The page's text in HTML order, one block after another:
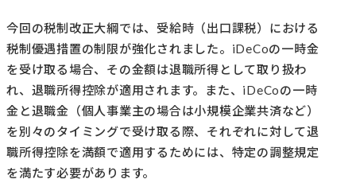
今回の税制改正大綱では、受給時（出口課税）における
税制優遇措置の制限が強化されました。iDeCoの一時金
を受け取る場合、その金額は退職所得として取り扱わ
れ、退職所得控除が適用されます。また、iDeCoの一時
金と退職金（個人事業主の場合は小規模企業共済など）
を別々のタイミングで受け取る際、それぞれに対して退
職所得控除を満額で適用するためには、特定の調整規定
を満たす必要があります。